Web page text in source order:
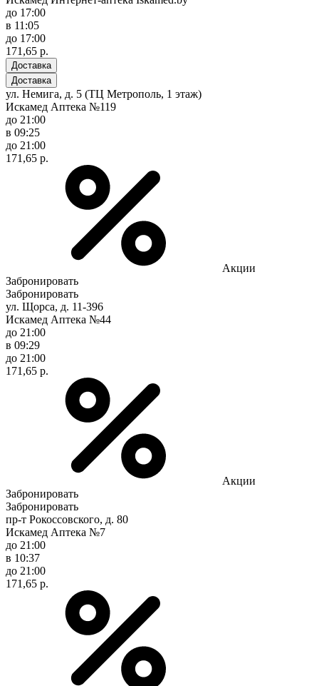
до 17:00
в 11:05
до 17:00
171,65 р.
Доставка
Доставка
ул. Немига, д. 5 (ТЦ Метрополь, 1 этаж)
Искамед Аптека №119
до 21:00
в 09:25
до 21:00
171,65 р.
Акции
Забронировать
Забронировать
ул. Щорса, д. 11-396
Искамед Аптека №44
до 21:00
в 09:29
до 21:00
171,65 р.
Акции
Забронировать
Забронировать
пр-т Рокоссовского, д. 80
Искамед Аптека №7
до 21:00
в 10:37
до 21:00
171,65 р.